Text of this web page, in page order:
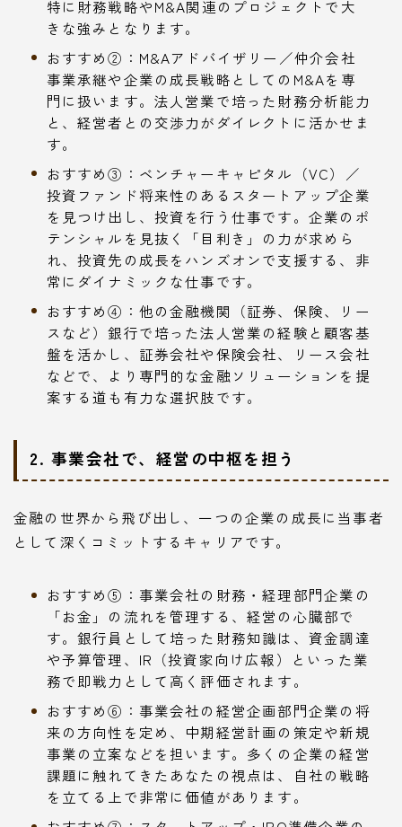
特に財務戦略やM&A関連のプロジェクトで大
きな強みとなります。
おすすめ②：M&Aアドバイザリー／仲介会社
事業承継や企業の成長戦略としてのM&Aを専
門に扱います。法人営業で培った財務分析能力
と、経営者との交渉力がダイレクトに活かせま
す。
おすすめ③：ベンチャーキャピタル（VC）／
投資ファンド将来性のあるスタートアップ企業
を見つけ出し、投資を行う仕事です。企業のポ
テンシャルを見抜く「目利き」の力が求めら
れ、投資先の成長をハンズオンで支援する、非
常にダイナミックな仕事です。
おすすめ④：他の金融機関（証券、保険、リー
スなど）銀行で培った法人営業の経験と顧客基
盤を活かし、証券会社や保険会社、リース会社
などで、より専門的な金融ソリューションを提
案する道も有力な選択肢です。
2. 事業会社で、経営の中枢を担う
金融の世界から飛び出し、一つの企業の成長に当事者
として深くコミットするキャリアです。
おすすめ⑤：事業会社の財務・経理部門企業の
「お金」の流れを管理する、経営の心臓部で
す。銀行員として培った財務知識は、資金調達
や予算管理、IR（投資家向け広報）といった業
務で即戦力として高く評価されます。
おすすめ⑥：事業会社の経営企画部門企業の将
来の方向性を定め、中期経営計画の策定や新規
事業の立案などを担います。多くの企業の経営
課題に触れてきたあなたの視点は、自社の戦略
を立てる上で非常に価値があります。